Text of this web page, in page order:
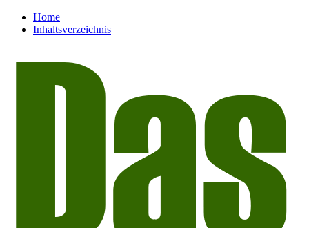
Home
Inhaltsverzeichnis